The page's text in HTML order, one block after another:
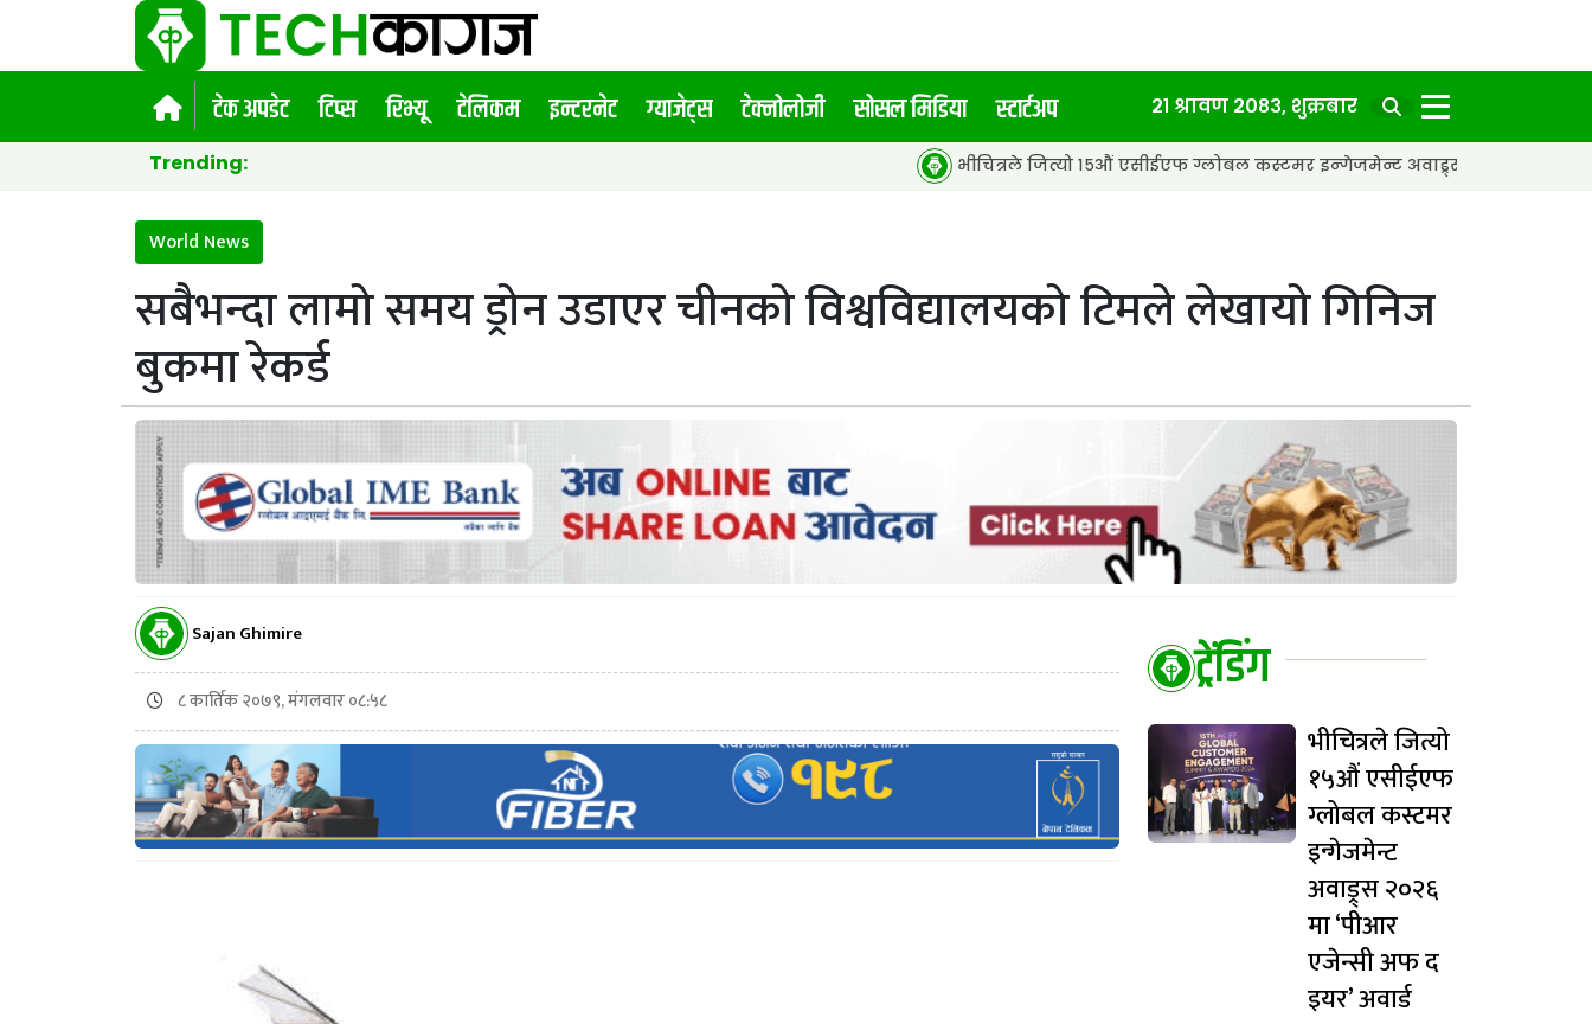
टेक अपडेट टिप्स रिभ्यू टेलिकम इन्टरनेट ग्याजेट्स टेक्नोलोजी सोसल मिडिया स्टार्टअप २१ श्रावण २०८३, शुक्रबार
Trending: भीचित्रले जित्यो १५औं एसीईएफ ग्लोबल कस्टमर इन्गेजमेन्ट अवाड्र्स २०२६ मा ‘पीआर एजेन्सी अफ द
World News
सबैभन्दा लामो समय ड्रोन उडाएर चीनको विश्वविद्यालयको टिमले लेखायो गिनिज
बुकमा रेकर्ड
Sajan Ghimire
८ कार्तिक २०७९, मंगलवार ०८:५८ ट्रेंडिंग
भीचित्रले जित्यो
१५औं एसीईएफ
ग्लोबल कस्टमर
इन्गेजमेन्ट
अवाड्र्स २०२६
मा ‘पीआर
एजेन्सी अफ द
इयर’ अवार्ड